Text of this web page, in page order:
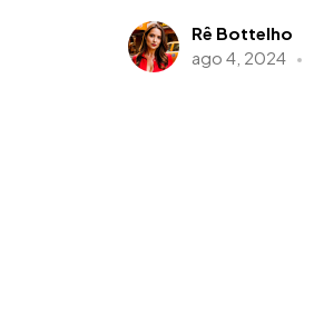
Rê Bottelho
ago 4, 2024